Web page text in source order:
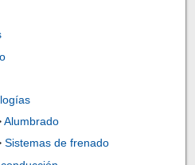
Alumbrado
Sistemas de frenado